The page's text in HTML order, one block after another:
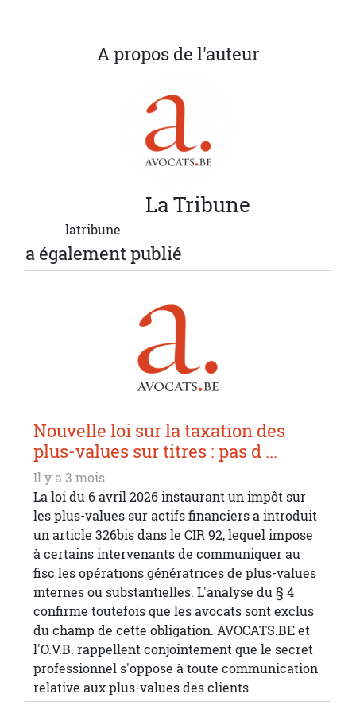
A propos de l'auteur
LaTribune
latribune
a également publié
Nouvelle loi sur la taxation des
plus-values sur titres : pas d ...
Il y a 3 mois
La loi du 6 avril 2026 instaurant un impôt sur
les plus-values sur actifs financiers a introduit
un article 326bis dans le CIR 92, lequel impose
à certains intervenants de communiquer au
fisc les opérations génératrices de plus-values
internes ou substantielles. L'analyse du § 4
confirme toutefois que les avocats sont exclus
du champ de cette obligation. AVOCATS.BE et
l'O.V.B. rappellent conjointement que le secret
professionnel s'oppose à toute communication
relative aux plus-values des clients.